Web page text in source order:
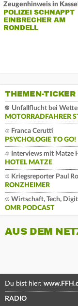
Zeugenhinweis in Kassel
POLIZEI SCHNAPPT
EINBRECHER AM
RONDELL
THEMEN-TICKER
Unfallflucht bei
MOTORRADFAHRER
Franca Cerutti
PSYCHOLOGIE TO GO!
Interviews mit Matze
HOTEL MATZE
Kriegsreporter Paul
RONZHEIMER
Wirtschaft, Tech,
OMR PODCAST
AUS DEM
Du bist hier:
RADIO